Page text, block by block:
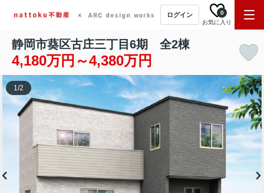
ログイン
お気に入り
0
静岡市葵区古庄三丁目6期 全2棟
4,180万円～4,380万円
1/2